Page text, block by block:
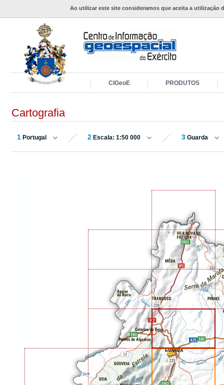
Ao utilizar este site consideramos que aceita a utilização
CIGeoE PRODUTOS
Cartografia
1 Portugal 2 Escala: 1:50 000 3 Guarda